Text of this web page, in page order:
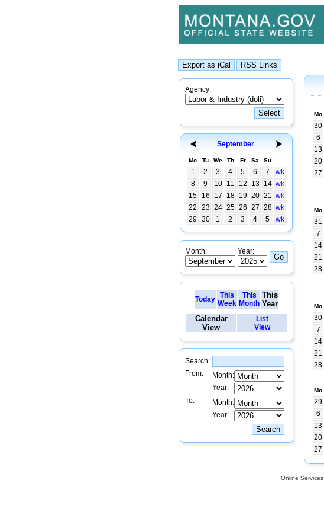
Agency:
September
Mo Tu We Th Fr Sa Su
1 2 3 4 5 6 7
wk
8
9 10 11 12 13 14 wk
15
16 17 18 19 20 21 wk
22
23 24 25 26 27 28 wk
29
30 1 2 3 4 5 wk
Month: Year:
Today This
Week
This
Month
This
Year
Calendar
View
List
View
Search:
From:
Month:
Year:
To:
Month:
Year:
Mo
30
6
13
20
27
Mo
31
7
14
21
28
Mo
30
7
14
21
28
Mo
29
6
13
20
27
Online Services